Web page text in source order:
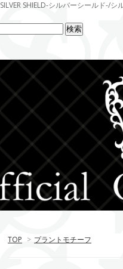
SILVER SHIELD-シルバーシールド-/
TOP > プラントモチーフ